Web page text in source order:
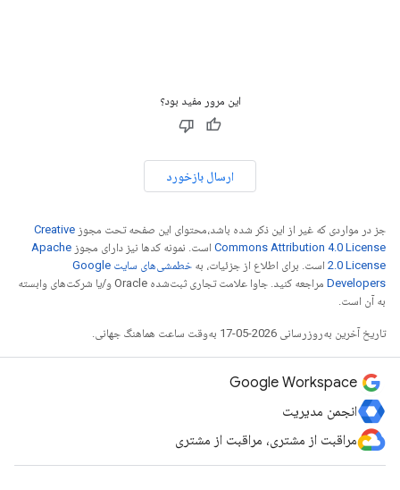
این مرور مفید بود؟
ارسال بازخورد
جز در مواردی که غیر از این ذکر شده باشد،‌محتوای این صفحه تحت مجوز Creative
Commons Attribution 4.0 License است. نمونه کدها نیز دارای مجوز Apache
2.0 License است. برای اطلاع از جزئیات، به
خطمشی‌های سایت Google
Developers‏
مراجعه کنید. جاوا علامت تجاری ثبت‌شده Oracle و/یا شرکت‌های وابسته
به آن است.
تاریخ آخرین به‌روزرسانی 2026-05-17 به‌وقت ساعت هماهنگ جهانی.
Google Workspace
انجمن مدیریت
مراقبت از مشتری، مراقبت از مشتری